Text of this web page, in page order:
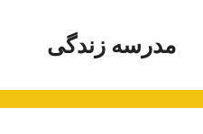
محتوامدرسه زندگی